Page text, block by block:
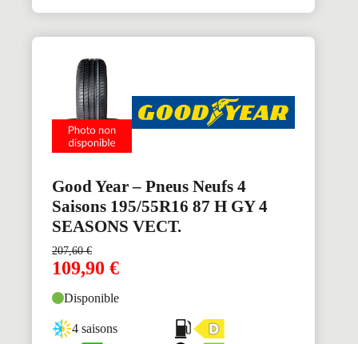
Good Year – Pneus Neufs 4
Saisons 195/55R16 87 H GY 4
SEASONS VECT.
207,60€
109,90 €
Disponible
4 saisons